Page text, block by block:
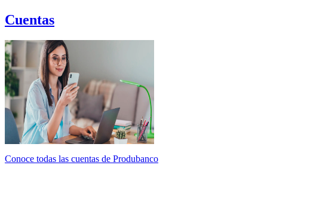
Cuentas
Conoce todas las cuentas de Produbanco